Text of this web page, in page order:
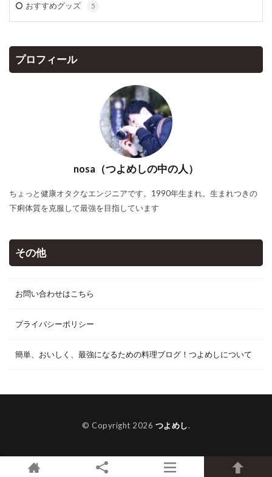
おすすめグッズ 5
プロフィール
nosa（つよめしの中の人）
ちょっと健康オタクなエンジニアです。1990年生まれ。生まれつきの
下痢体質を克服して最強を目指しています
その他
お問い合わせはこちら
プライバシーポリシー
簡単、おいしく、最強になるための料理ブログ！つよめしについて
© Copyright 2026 つよめし.